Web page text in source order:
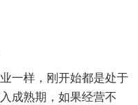
一样，刚开始都是处于
成熟期，如果经营不